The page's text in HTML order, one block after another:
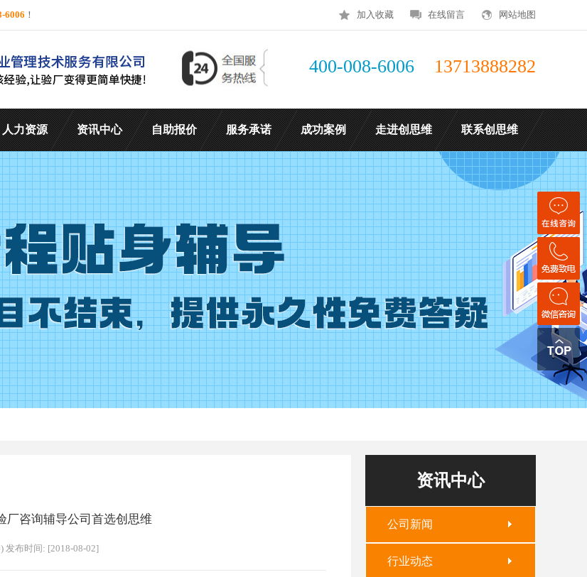
加入收藏 在线留言 网站地图
6006 ！
400-008-6006 13713888282
人力资源 资讯中心 自助报价 服务承诺 成功案例 走进创思维 联系创思维
资讯中心
公司新闻
行业动态
厂咨询辅导公司首选创思维
发布时间: [2018-08-02]